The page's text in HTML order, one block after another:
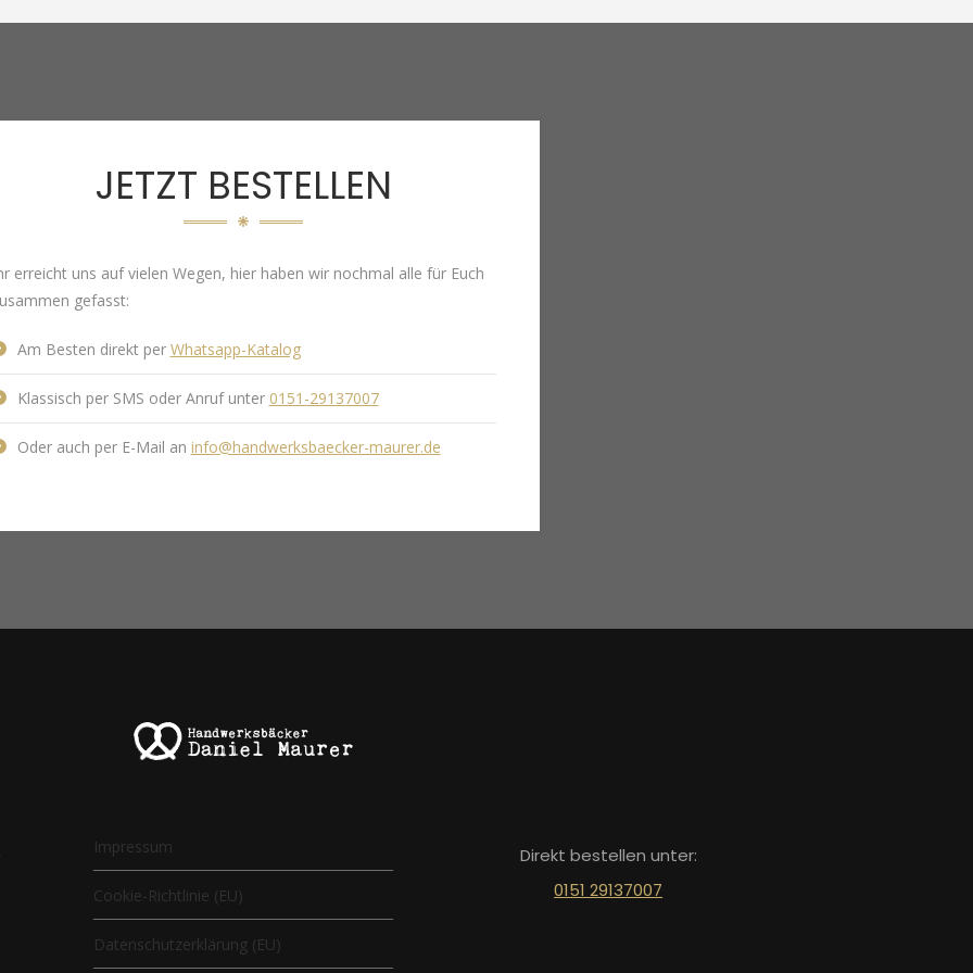
JETZT BESTELLEN
erreicht uns auf vielen Wegen, hier haben wir nochmal alle für Euch
gefasst:
Am Besten direkt per Whatsapp-Katalog
Klassisch per SMS oder Anruf unter 0151-29137007
Oder auch per E-Mail an info@handwerksbaecker-maurer.de
Impressum
Cookie-Richtlinie (EU)
Datenschutzerklärung (EU)
Direkt bestellen unter:
0151 29137007